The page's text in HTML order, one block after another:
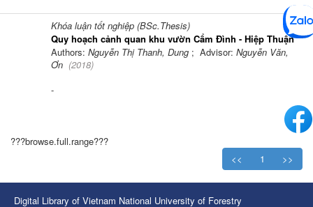
Khóa luận tốt nghiệp (BSc.Thesis)
Quy hoạch cảnh quan khu vườn Cẩm Đình - Hiệp Thuận
Authors: Nguyễn Thị Thanh, Dung ; Advisor: Nguyễn Văn,
Ơn (2018)
-
???browse.full.range???
<<
1 >>
Digital Library of Vietnam National University of Forestry